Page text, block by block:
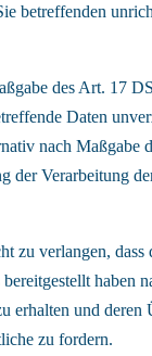
betreffenden
des Art. 17
Daten
nach Maßgabe
der Verarbeitung
zu verlangen, dass
haben
erhalten und deren
zu fordern.